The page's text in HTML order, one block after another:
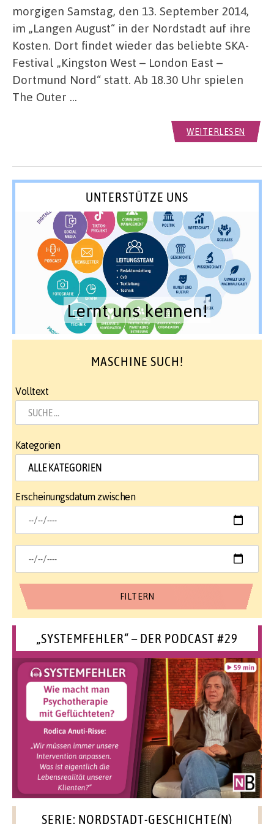
morgigen Samstag, den 13. September 2014,
im „Langen August“ in der Nordstadt auf ihre
Kosten. Dort findet wieder das beliebte SKA-
Festival „Kingston West – London East –
Dortmund Nord“ statt. Ab 18.30 Uhr spielen
The Outer …
WEITERLESEN
UNTERSTÜTZE UNS
Lernt uns kennen!
MASCHINE SUCH!
Volltext
Kategorien
Erscheinungsdatum zwischen
„SYSTEMFEHLER“ – DER PODCAST #29
SERIE: NORDSTADT-GESCHICHTE(N)